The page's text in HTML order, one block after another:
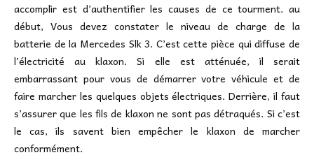
accomplir est d’authentifier les causes de ce tourment. au
début, Vous devez constater le niveau de charge de la
batterie de la Mercedes Slk 3. C’est cette pièce qui diffuse de
l’électricité au klaxon. Si elle est atténuée, il serait
embarrassant pour vous de démarrer votre véhicule et de
faire marcher les quelques objets électriques. Derrière, il faut
s’assurer que les fils de klaxon ne sont pas détraqués. Si c’est
le cas, ils savent bien empêcher le klaxon de marcher
conformément.